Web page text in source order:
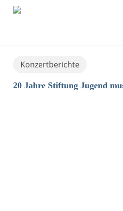
Skip
Konzertberichte
20 Jahre Stiftung Jugend